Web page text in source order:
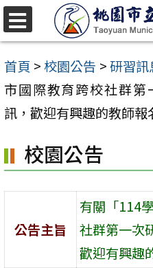
跳
至
主
要
內
區
首頁 >校園公告 >研習訊
市國際教育跨校社群
訊，歡迎有興趣的教師報
校園公告
公告主旨
有關「114
社群第一次
歡迎有興趣
選
單